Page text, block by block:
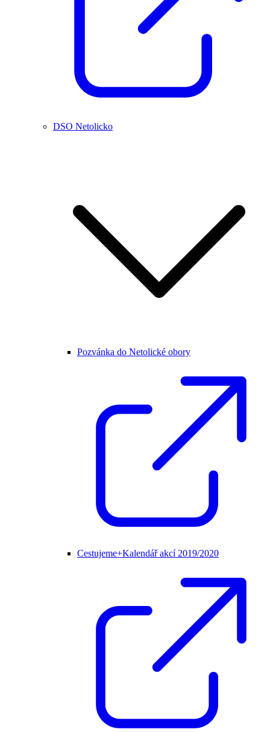
DSO Netolicko
Pozvánka do Netolické obory
Cestujeme+Kalendář akcí 2019/2020